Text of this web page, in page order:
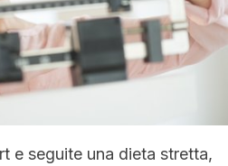
e seguite una dieta stretta,